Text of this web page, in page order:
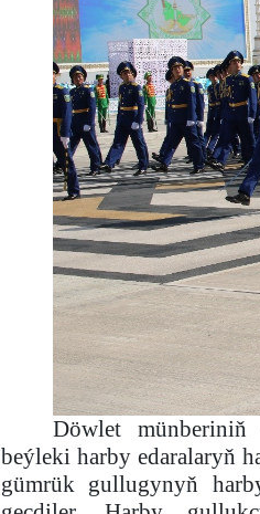
Döwlet münberiniň
beýleki harby edaralaryň
gümrük gullugynyň